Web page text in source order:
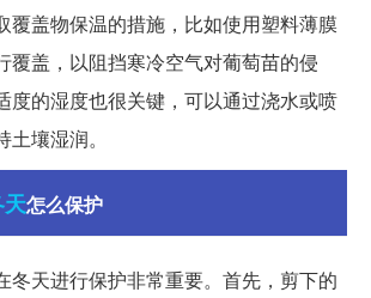
覆盖物保温的措施，比如使用塑料薄膜
覆盖，以阻挡寒冷空气对葡萄苗的侵
度的湿度也很关键，可以通过浇水或喷
壤湿润。
怎么保护
冬天进行保护非常重要。首先，剪下的